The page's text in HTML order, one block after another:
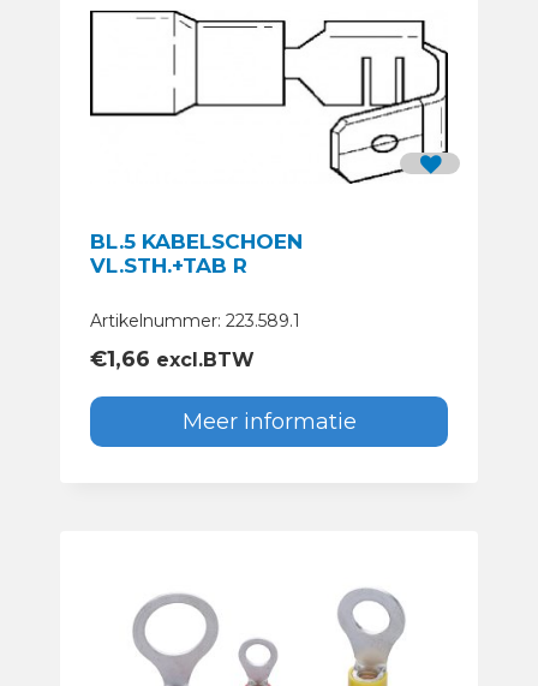
BL.5 KABELSCHOEN
VL.STH.+TAB R
Artikelnummer: 223.589.1
€1,66 excl.BTW
Meer informatie